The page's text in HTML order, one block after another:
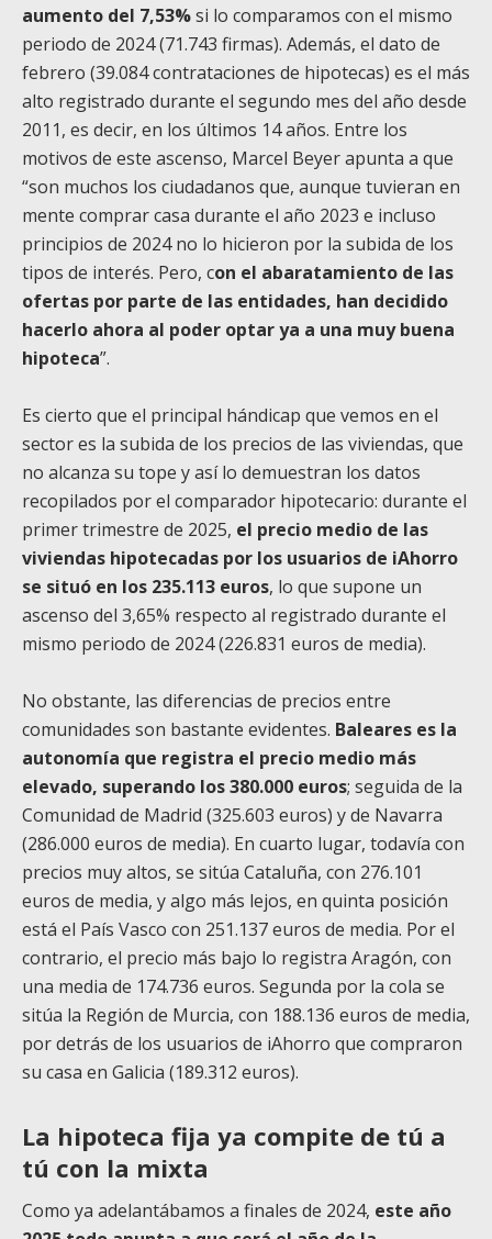
aumento del 7,53%si lo comparamos con el mismo
periodo de 2024 (71.743 firmas). Además, el dato de
febrero (39.084 contrataciones de hipotecas) es el más
alto registrado durante el segundo mes del año desde
2011, es decir, en los últimos 14 años. Entre los
motivos de este ascenso, Marcel Beyer apunta a que
“son muchos los ciudadanos que, aunque tuvieran en
mente comprar casa durante el año 2023 e incluso
principios de 2024 no lo hicieron por la subida de los
tipos de interés. Pero, con el abaratamiento de las
ofertas por parte de las entidades, han decidido
hacerlo ahora al poder optar ya a una muy buena
hipoteca”.
Es cierto que el principal hándicap que vemos en el
sector es la subida de los precios de las viviendas, que
no alcanza su tope y así lo demuestran los datos
recopilados por el comparador hipotecario: durante el
primer trimestre de 2025, el precio medio de las
viviendas hipotecadas por los usuarios de iAhorro
se situó en los 235.113 euros, lo que supone un
ascenso del 3,65% respecto al registrado durante el
mismo periodo de 2024 (226.831 euros de media).
No obstante, las diferencias de precios entre
comunidades son bastante evidentes. Baleares es la
autonomía que registra el precio medio más
elevado, superando los 380.000 euros; seguida de la
Comunidad de Madrid (325.603 euros) y de Navarra
(286.000 euros de media). En cuarto lugar, todavía con
precios muy altos, se sitúa Cataluña, con 276.101
euros de media, y algo más lejos, en quinta posición
está el País Vasco con 251.137 euros de media. Por el
contrario, el precio más bajo lo registra Aragón, con
una media de 174.736 euros. Segunda por la cola se
sitúa la Región de Murcia, con 188.136 euros de media,
por detrás de los usuarios de iAhorro que compraron
su casa en Galicia (189.312 euros).
La hipoteca fija ya compite de tú a
tú con la mixta
Como ya adelantábamos a finales de 2024, este año